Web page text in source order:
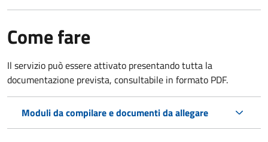
Come fare
Il servizio può essere attivato presentando tutta la
documentazione prevista, consultabile in formato PDF.
Moduli da compilare e documenti da allegare